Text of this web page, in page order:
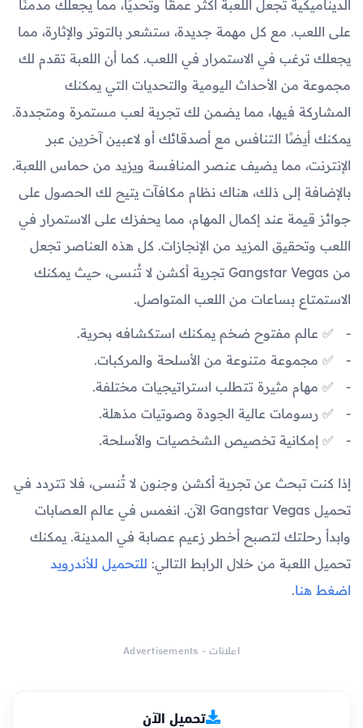
الديناميكية تجعل اللعبة أكثر عمقًا وتحديًا، مما يجعلك مدمنًا
على اللعب. مع كل مهمة جديدة، ستشعر بالتوتر والإثارة، مما
يجعلك ترغب في الاستمرار في اللعب. كما أن اللعبة تقدم لك
مجموعة من الأحداث اليومية والتحديات التي يمكنك
المشاركة فيها، مما يضمن لك تجربة لعب مستمرة ومتجددة.
يمكنك أيضًا التنافس مع أصدقائك أو لاعبين آخرين عبر
الإنترنت، مما يضيف عنصر المنافسة ويزيد من حماس اللعبة.
بالإضافة إلى ذلك، هناك نظام مكافآت يتيح لك الحصول على
جوائز قيمة عند إكمال المهام، مما يحفزك على الاستمرار في
اللعب وتحقيق المزيد من الإنجازات. كل هذه العناصر تجعل
من Gangstar Vegas تجربة أكشن لا تُنسى، حيث يمكنك
الاستمتاع بساعات من اللعب المتواصل.
✅ عالم مفتوح ضخم يمكنك استكشافه بحرية.
✅ مجموعة متنوعة من الأسلحة والمركبات.
✅ مهام مثيرة تتطلب استراتيجيات مختلفة.
✅ رسومات عالية الجودة وصوتيات مذهلة.
✅ إمكانية تخصيص الشخصيات والأسلحة.
إذا كنت تبحث عن تجربة أكشن وجنون لا تُنسى، فلا تتردد في
تحميل Gangstar Vegas الآن. انغمس في عالم العصابات
وابدأ رحلتك لتصبح أخطر زعيم عصابة في المدينة. يمكنك
تحميل اللعبة من خلال الرابط التالي: للتحميل للأندرويد
اضغط هنا.
اعلانات - Advertisements
تحميل الآن